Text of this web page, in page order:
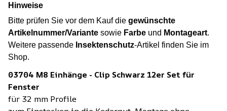
Hinweise
Bitte prüfen Sie vor dem Kauf die gewünschte
Artikelnummer/Variante sowie Farbe und Montageart.
Weitere passende Insektenschutz-Artikel finden Sie im
Shop.
03704 M8 Einhänge - Clip Schwarz 12er Set für
Fenster
für 32 mm Profile